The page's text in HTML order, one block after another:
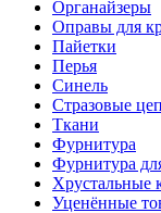
Органайзеры
Оправы для
Пайетки
Перья
Синель
Стразовые
Ткани
Фурнитура
Фурнитура
Хрустальные
Уценённые